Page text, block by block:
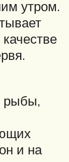
утром.
рыбы,
и на